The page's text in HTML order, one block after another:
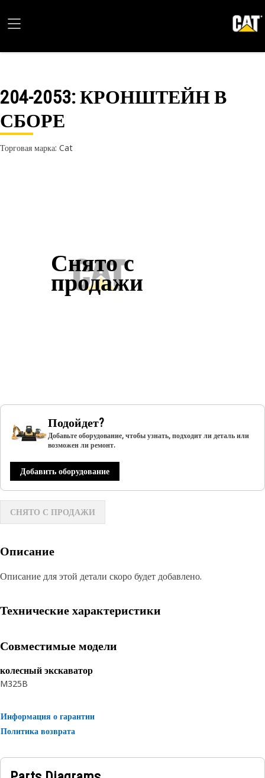
204-2053: КРОНШТЕЙН В
СБОРЕ
Торговая марка: Cat
Снято с
продажи
Подойдет?
Добавьте оборудование, чтобы узнать, подходит ли деталь или
возможен ли ремонт.
Добавить оборудование
СНЯТО С ПРОДАЖИ
Описание
Описание для этой детали скоро будет добавлено.
Технические характеристики
Совместимые модели
колесный экскаватор
M325B
Информация о гарантии
Политика возврата